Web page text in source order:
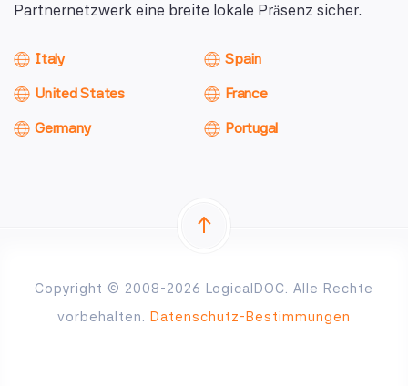
Partnernetzwerk eine breite lokale Präsenz sicher.
Italy
United States
Germany
Spain
France
Portugal
Copyright © 2008-2026 LogicalDOC. Alle Rechte
vorbehalten. Datenschutz-Bestimmungen